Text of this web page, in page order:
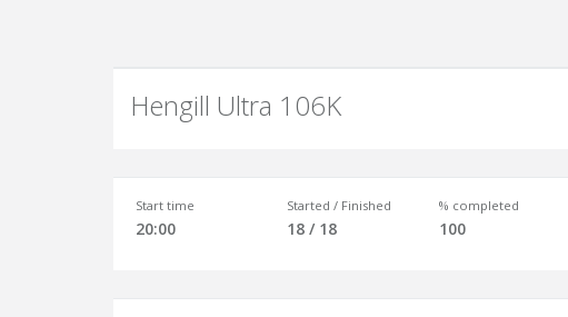
Hengill Ultra 106K
Start time
20:00
Started / Finished
18 / 18
% completed
100